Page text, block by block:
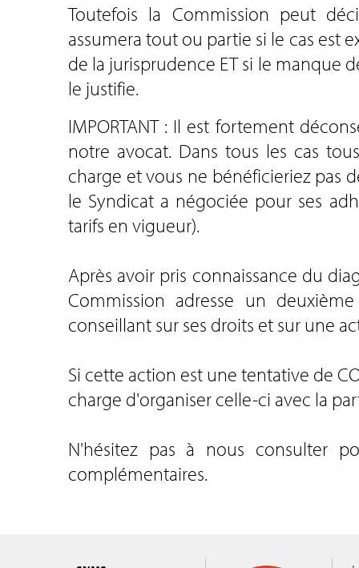
Toutefois la Commission peut
assumera tout ou partie si le cas est
de la jurisprudence ET si le manque
le justifie.
IMPORTANT : Il est fortement
notre avocat. Dans tous les cas
charge et vous ne bénéficieriez pas
le Syndicat a négociée pour ses
tarifs en vigueur).
Après avoir pris connaissance du
Commission adresse un
conseillant sur ses droits et sur une
Si cette action est une tentative de
charge d'organiser celle-ci avec la
N'hésitez pas à nous consulter
complémentaires.